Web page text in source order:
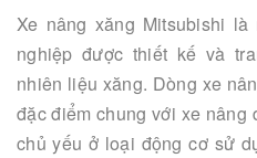
Xe nâng xăng Mitsubishi
nghiệp được thiết kế và
nhiên liệu xăng. Dòng xe
đặc điểm chung với xe nâng
chủ yếu ở loại động cơ sử